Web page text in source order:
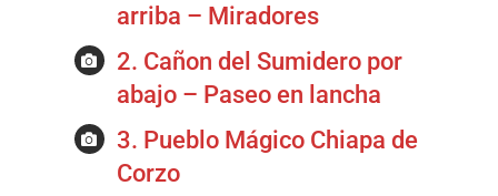
arriba – Miradores
2. Cañon del Sumidero por
abajo – Paseo en lancha
3. Pueblo Mágico Chiapa de
Corzo